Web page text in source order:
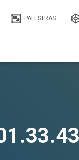
PALESTRAS